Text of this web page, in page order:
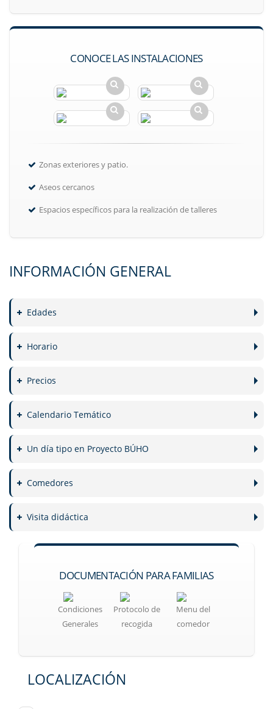
CONOCE LAS INSTALACIONES
Zonas exteriores y patio.
Aseos cercanos
Espacios específicos para la realización de talleres
INFORMACIÓN GENERAL
Edades
Horario
Precios
Calendario Temático
Un día tipo en Proyecto BÚHO
Comedores
Visita didáctica
DOCUMENTACIÓN PARA FAMILIAS
Condiciones
Generales
Protocolo de
recogida
Menu del
comedor
LOCALIZACIÓN